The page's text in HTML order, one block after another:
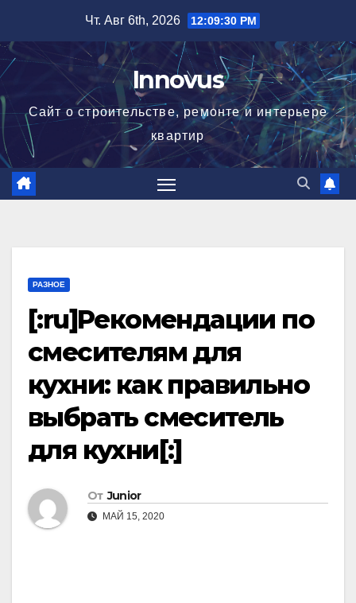
содержимому
Чт. Авг 6th, 2026 12:09:31 PM
Innovus
Сайт о строительстве, ремонте и интерьере
квартир
РАЗНОЕ
[:ru]Рекомендации по
смесителям для
кухни: как правильно
выбрать смеситель
для кухни[:]
От Junior
МАЙ 15, 2020